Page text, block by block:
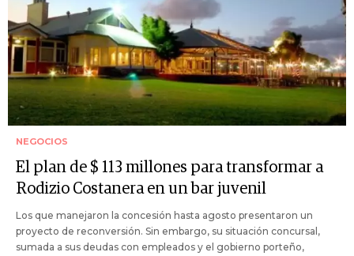
NEGOCIOS
El plan de $ 113 millones para transformar a
Rodizio Costanera en un bar juvenil
Los que manejaron la concesión hasta agosto presentaron un
proyecto de reconversión. Sin embargo, su situación concursal,
sumada a sus deudas con empleados y el gobierno porteño,